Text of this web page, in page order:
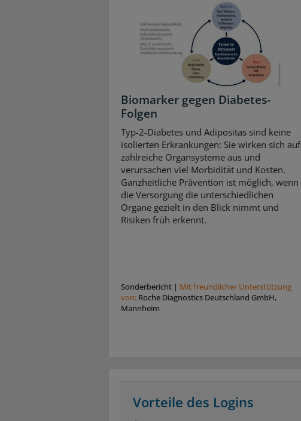
Biomarker gegen Diabetes-
Folgen
Typ-2-Diabetes und Adipositas sind keine
isolierten Erkrankungen: Sie wirken sich auf
zahlreiche Organsysteme aus und
verursachen viel Morbidität und Kosten.
Ganzheitliche Prävention ist möglich, wenn
die Versorgung die unterschiedlichen
Organe gezielt in den Blick nimmt und
Risiken früh erkennt.
Sonderbericht | Mit freundlicher Unterstützung
von: Roche Diagnostics Deutschland GmbH,
Mannheim
Vorteile des Logins